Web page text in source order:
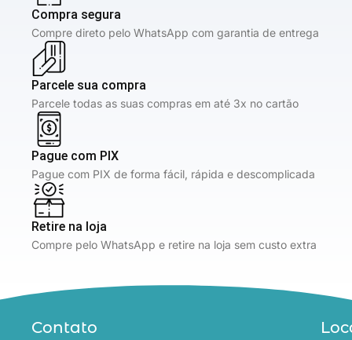
Compra segura
Compre direto pelo WhatsApp com garantia de entrega
Parcele sua compra
Parcele todas as suas compras em até 3x no cartão
Pague com PIX
Pague com PIX de forma fácil, rápida e descomplicada
Retire na loja
Compre pelo WhatsApp e retire na loja sem custo extra
Contato